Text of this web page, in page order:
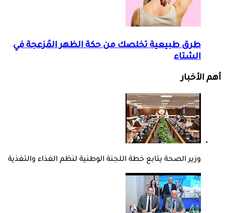
طرق طبيعية تخلصك من حكة الظهر المُزعجة في
الشتاء
أهم الأخبار
وزير الصحة يتابع خطة اللجنة الوطنية لنظم الغذاء والتغذية